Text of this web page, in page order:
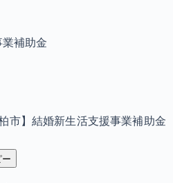
業補助金
柏市】結婚新生活支援事業補助金
ー